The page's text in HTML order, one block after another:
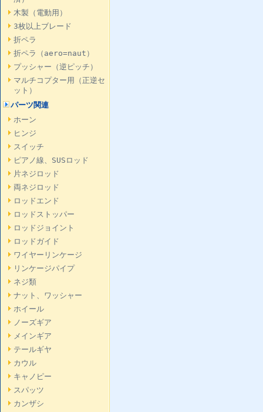
木製（電動用）
3枚以上ブレード
折ペラ
折ペラ（aero=naut）
プッシャー（逆ピッチ）
マルチコプター用（正逆セ
ット）
パーツ関連
ホーン
ヒンジ
スイッチ
ピアノ線、SUSロッド
片ネジロッド
両ネジロッド
ロッドエンド
ロッドストッパー
ロッドジョイント
ロッドガイド
ワイヤーリンケージ
リンケージパイプ
ネジ類
ナット、ワッシャー
ホイール
ノーズギア
メインギア
テールギヤ
カウル
キャノピー
スパッツ
カンザシ